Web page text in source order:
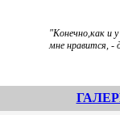
"Конечно,как и
мне нравится, -